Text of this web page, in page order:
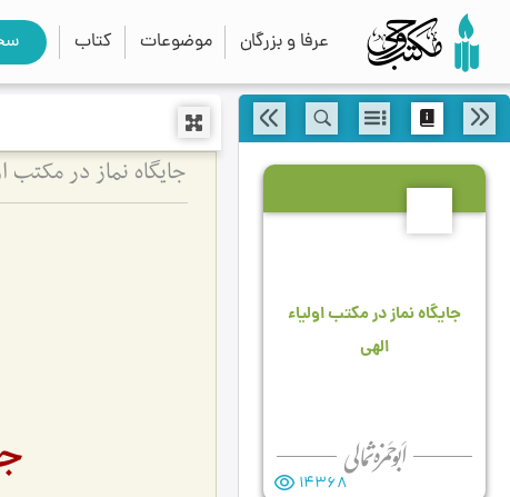
عرفا و بزرگان موضوعات کتاب
جایگاه نماز در مکتب اولیاء
الهی
14368
جایگاه نماز در مکتب